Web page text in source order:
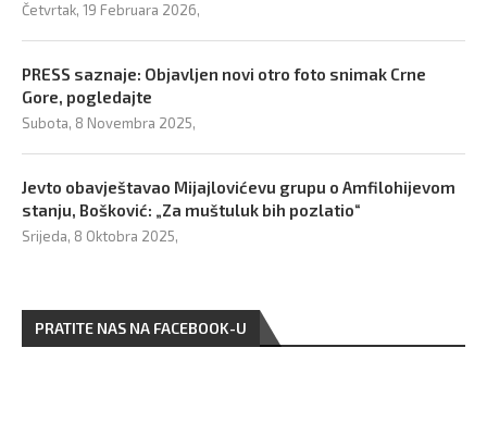
Četvrtak, 19 Februara 2026,
PRESS saznaje: Objavljen novi otro foto snimak Crne
Gore, pogledajte
Subota, 8 Novembra 2025,
Jevto obavještavao Mijajlovićevu grupu o Amfilohijevom
stanju, Bošković: „Za muštuluk bih pozlatio“
Srijeda, 8 Oktobra 2025,
PRATITE NAS NA FACEBOOK-U